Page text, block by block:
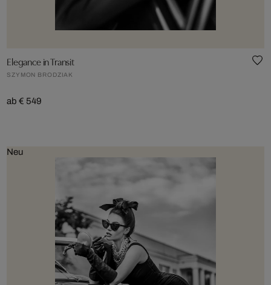
Elegance in Transit
SZYMON BRODZIAK
ab € 549
Neu